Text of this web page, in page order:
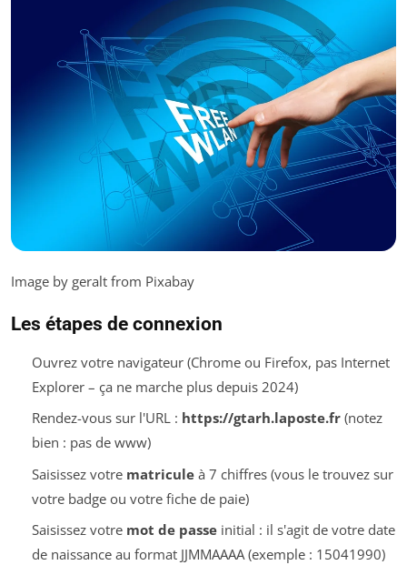
Image by geralt from Pixabay
Les étapes de connexion
Ouvrez votre navigateur (Chrome ou Firefox, pas Internet
Explorer – ça ne marche plus depuis 2024)
Rendez-vous sur l'URL : https://gtarh.laposte.fr(notez
bien : pas de www)
Saisissez votre matriculeà 7 chiffres (vous le trouvez sur
votre badge ou votre fiche de paie)
Saisissez votre mot de passeinitial : il s'agit de votre date
de naissance au format JJMMAAAA (exemple : 15041990)